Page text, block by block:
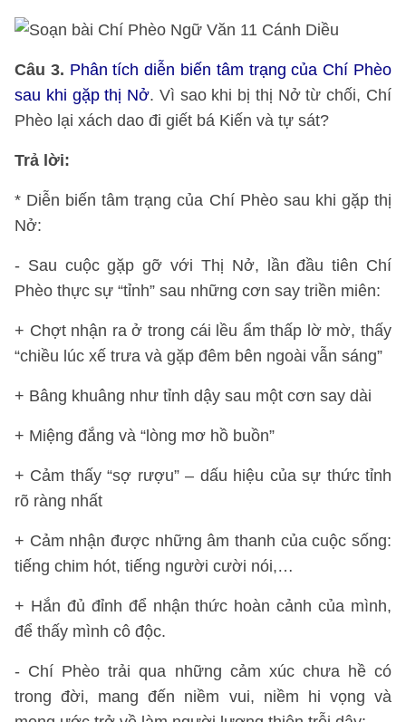
Câu 3. Phân tích diễn biến tâm trạng của Chí Phèo
sau khi gặp thị Nở. Vì sao khi bị thị Nở từ chối, Chí
Phèo lại xách dao đi giết bá Kiến và tự sát?
Trả lời:
* Diễn biến tâm trạng của Chí Phèo sau khi gặp thị
Nở:
- Sau cuộc gặp gỡ với Thị Nở, lần đầu tiên Chí
Phèo thực sự “tỉnh” sau những cơn say triền miên:
+ Chợt nhận ra ở trong cái lều ẩm thấp lờ mờ, thấy
“chiều lúc xế trưa và gặp đêm bên ngoài vẫn sáng”
+ Bâng khuâng như tỉnh dậy sau một cơn say dài
+ Miệng đắng và “lòng mơ hồ buồn”
+ Cảm thấy “sợ rượu” – dấu hiệu của sự thức tỉnh
rõ ràng nhất
+ Cảm nhận được những âm thanh của cuộc sống:
tiếng chim hót, tiếng người cười nói,…
+ Hắn đủ đỉnh để nhận thức hoàn cảnh của mình,
để thấy mình cô độc.
- Chí Phèo trải qua những cảm xúc chưa hề có
trong đời, mang đến niềm vui, niềm hi vọng và